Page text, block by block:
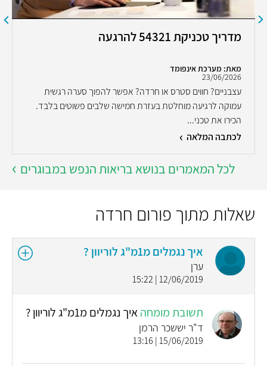
מדריך טכניקת 54321 להרגעה
מאת: מערכת אינפומד
23/06/2026
עצבניים? חווים סטרס או חרדה? אפשר להפוך סערה רגשית
עמוקה לרגיעה מוחלטת בעזרת חמישה שלבים פשוטים בלבד.
הכירו את טכני...
לכתבה המלאה
לכל המאמרים בנושא בריאות הנפש במבוגרים
שאלות מתוך פורום חרדה
איך נגמלים מ1מ"ג לוריוון ?
ערן
12/06/2019 | 15:22
תשובת מומחהאיך נגמלים מ1מ"ג לוריוון ?
ד"ר יששכר הרמן
15/06/2019 | 13:16